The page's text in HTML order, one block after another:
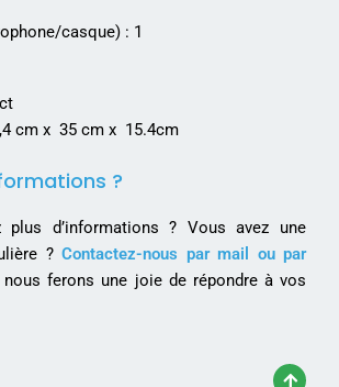
casque) : 1
cm x 35 cm x 15.4cm
?
plus d’informations ? Vous avez une
?Contactez-nous par mail ou par
ferons une joie de répondre à vos